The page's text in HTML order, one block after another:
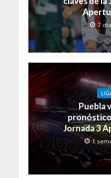
7
Puebla
Jornada 3
1